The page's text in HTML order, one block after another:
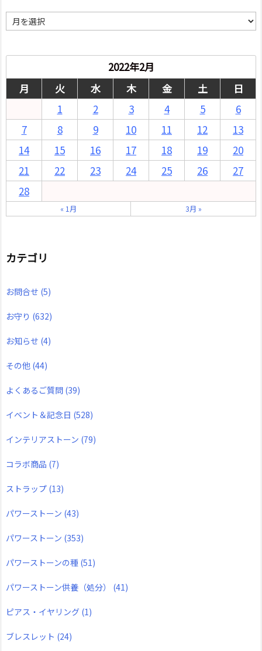
別
2022年2月
月
火 水 木 金 土
日
1
2 3 4 5
6
7
8 9 10 11 12
13
14
15 16 17 18 19
20
21
22 23 24 25 26
27
28
« 1月 3月 »
カテゴリ
お問合せ (5)
お守り (632)
お知らせ (4)
その他 (44)
よくあるご質問 (39)
イベント＆記念日 (528)
インテリアストーン (79)
コラボ商品 (7)
ストラップ (13)
パワーストーン (43)
パワーストーン (353)
パワーストーンの種 (51)
パワーストーン供養（処分） (41)
ピアス・イヤリング (1)
ブレスレット (24)